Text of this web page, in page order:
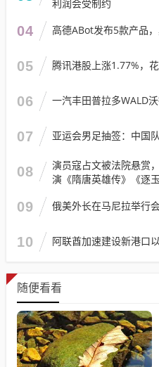
利润会受制约
04 高德ABot发布5款产品
05 腾讯港股上涨1.77%，
06 一汽丰田普拉多WALD
07 亚运会男足抽签：中国
08
演员寇占文被法院悬赏
演《隋唐英雄传》《逐
09 俄美外长在马尼拉举行
10 阿联酋加速建设新港口
随便看看